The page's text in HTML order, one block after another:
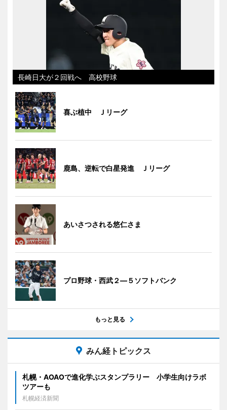
長崎日大が２回戦へ 高校野球
喜ぶ植中 Ｊリーグ
鹿島、逆転で白星発進 Ｊリーグ
あいさつされる悠仁さま
プロ野球・西武２―５ソフトバンク
もっと見る
みん経トピックス
札幌・AOAOで進化学ぶスタンプラリー 小学生向けラボ
ツアーも
札幌経済新聞